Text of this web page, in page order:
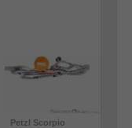
Petzl Scorpio